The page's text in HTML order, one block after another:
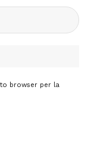
browser per la